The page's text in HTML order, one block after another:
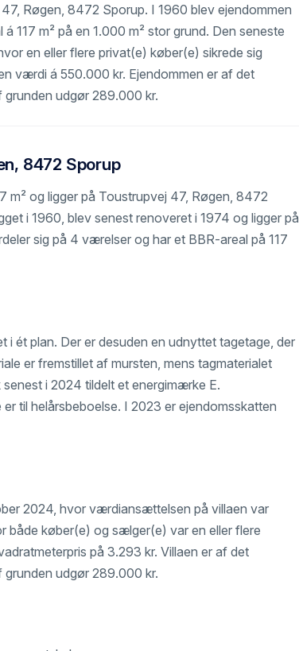
Røgen, 8472 Sporup. I 1960 blev ejendommen
117 m² på en 1.000 m² stor grund. Den seneste
en eller flere privat(e) køber(e) sikrede sig
værdi á 550.000 kr. Ejendommen er af det
udgør 289.000 kr.
8472 Sporup
m² og ligger på Toustrupvej 47, Røgen, 8472
i 1960, blev senest renoveret i 1974 og ligger på
sig på 4 værelser og har et BBR-areal på 117
i ét plan. Der er desuden en udnyttet tagetage, der
er fremstillet af mursten, mens tagmaterialet
i 2024 tildelt et energimærke E.
til helårsbeboelse. I 2023 er ejendomsskatten
2024, hvor værdiansættelsen på villaen var
både køber(e) og sælger(e) var en eller flere
på 3.293 kr. Villaen er af det
udgør 289.000 kr.